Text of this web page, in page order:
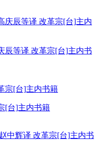
辰等译 改革宗[台]主内书
[台]主内书籍